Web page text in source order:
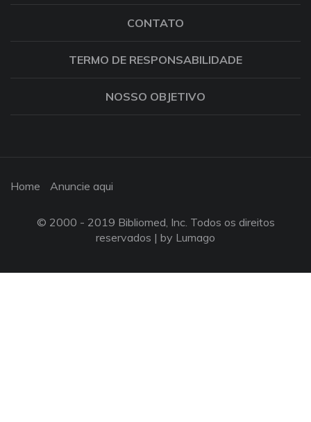
CONTATO
TERMO DE RESPONSABILIDADE
NOSSO OBJETIVO
Home Anuncie aqui
© 2000 - 2019 Bibliomed, Inc. Todos os direitos
reservados | by Lumago